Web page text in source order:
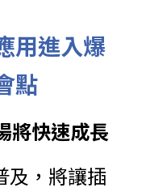
用進入爆
點
場將快速成長